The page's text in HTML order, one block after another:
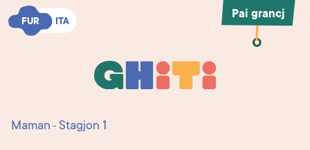
FUR ITA
FUR ITA
Ghiti
Pai grancj
Maman - Stagjon 1